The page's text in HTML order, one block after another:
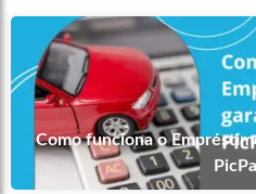
Como funciona o